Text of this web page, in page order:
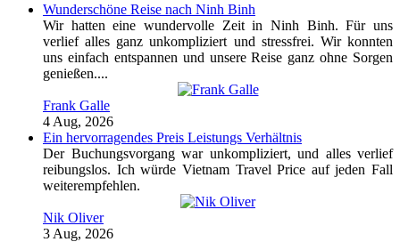
Wunderschöne Reise nach Ninh Binh
Wir hatten eine wundervolle Zeit in Ninh Binh. Für uns
verlief alles ganz unkompliziert und stressfrei. Wir konnten
uns einfach entspannen und unsere Reise ganz ohne Sorgen
genießen....
Frank Galle
4 Aug, 2026
Ein hervorragendes Preis Leistungs Verhältnis
Der Buchungsvorgang war unkompliziert, und alles verlief
reibungslos. Ich würde Vietnam Travel Price auf jeden Fall
weiterempfehlen.
Nik Oliver
3 Aug, 2026